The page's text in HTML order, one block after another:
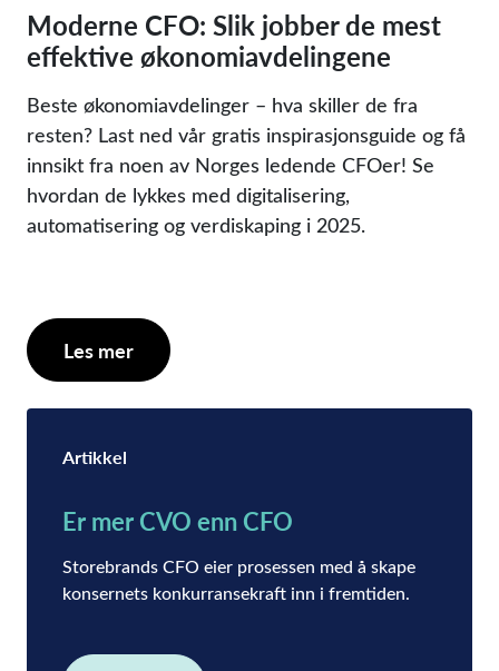
Moderne CFO: Slik jobber de mest
effektive økonomiavdelingene
Beste økonomiavdelinger – hva skiller de fra
resten? Last ned vår gratis inspirasjonsguide og få
innsikt fra noen av Norges ledende CFOer! Se
hvordan de lykkes med digitalisering,
automatisering og verdiskaping i 2025.
Les mer
Artikkel
Er mer CVO enn CFO
Storebrands CFO eier prosessen med å skape
konsernets konkurransekraft inn i fremtiden.